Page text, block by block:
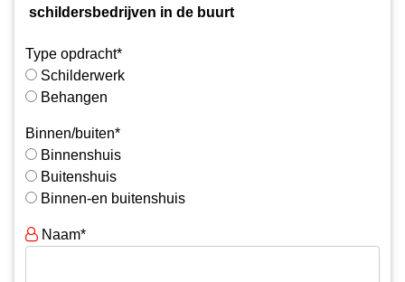
schildersbedrijven in de buurt
Type opdracht*
Schilderwerk
Behangen
Binnen/buiten*
Binnenshuis
Buitenshuis
Binnen-en buitenshuis
Naam*